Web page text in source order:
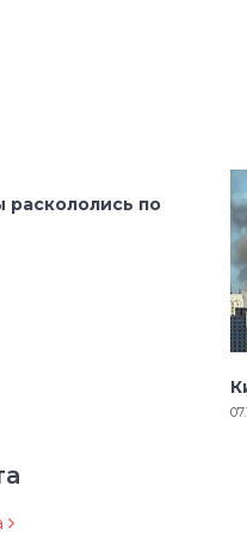
раскололись по